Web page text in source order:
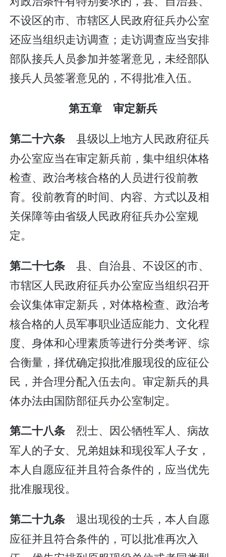
不设区的市、市辖区人民政府征兵办公室
还应当组织走访调查；走访调查应当安排
部队接兵人员参加并签署意见，未经部队
接兵人员签署意见的，不得批准入伍。
第五章 审定新兵
第二十六条 县级以上地方人民政府征兵
办公室应当在审定新兵前，集中组织体格
检查、政治考核合格的人员进行役前教
育。役前教育的时间、内容、方式以及相
关保障等由省级人民政府征兵办公室规
定。
第二十七条 县、自治县、不设区的市、
市辖区人民政府征兵办公室应当组织召开
会议集体审定新兵，对体格检查、政治考
核合格的人员军事职业适应能力、文化程
度、身体和心理素质等进行分类考评、综
合衡量，择优确定拟批准服现役的应征公
民，并合理分配入伍去向。审定新兵的具
体办法由国防部征兵办公室制定。
第二十八条 烈士、因公牺牲军人、病故
军人的子女、兄弟姐妹和现役军人子女，
本人自愿应征并且符合条件的，应当优先
批准服现役。
第二十九条 退出现役的士兵，本人自愿
应征并且符合条件的，可以批准再次入